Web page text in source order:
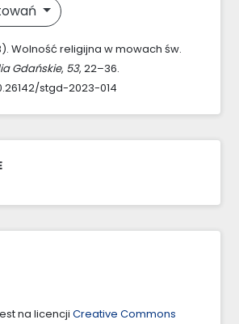
Wolność religijna w mowach św.
Gdańskie, 53, 22–36.
stgd-2023-014
na licencji Creative Commons